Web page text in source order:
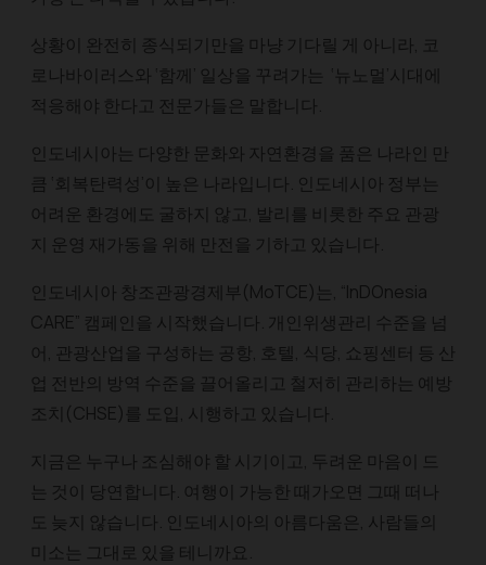
상황이 완전히 종식되기만을 마냥 기다릴 게 아니라, 코
로나바이러스와 ‘함께’ 일상을 꾸려가는 ‘뉴노멀’시대에
적응해야 한다고 전문가들은 말합니다.​
인도네시아는 다양한 문화와 자연환경을 품은 나라인 만
큼 ‘회복탄력성’이 높은 나라입니다. 인도네시아 정부는
어려운 환경에도 굴하지 않고, 발리를 비롯한 주요 관광
지 운영 재가동을 위해 만전을 기하고 있습니다.
인도네시아 창조관광경제부(MoTCE)는, “InDOnesia
CARE” 캠페인을 시작했습니다. 개인위생관리 수준을 넘
어, 관광산업을 구성하는 공항, 호텔, 식당, 쇼핑센터 등 산
업 전반의 방역 수준을 끌어올리고 철저히 관리하는 예방
조치(CHSE)를 도입, 시행하고 있습니다.
지금은 누구나 조심해야 할 시기이고, 두려운 마음이 드
는 것이 당연합니다. 여행이 가능한 때가오면 그때 떠나
도 늦지 않습니다. 인도네시아의 아름다움은, 사람들의
미소는 그대로 있을 테니까요.